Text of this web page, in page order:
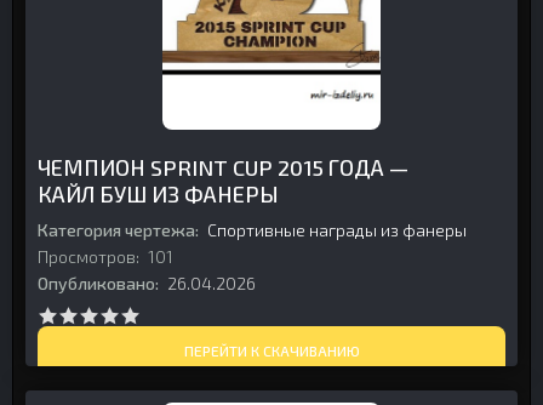
ЧЕМПИОН SPRINT CUP 2015 ГОДА —
КАЙЛ БУШ ИЗ ФАНЕРЫ
Категория чертежа: Спортивные награды из фанеры
Просмотров: 101
Опубликовано: 26.04.2026
ПЕРЕЙТИ К СКАЧИВАНИЮ